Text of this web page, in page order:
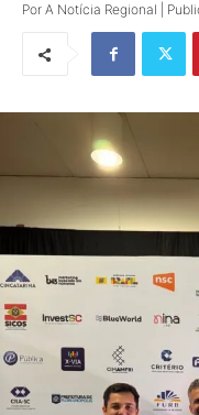
Por A Notícia Regional |